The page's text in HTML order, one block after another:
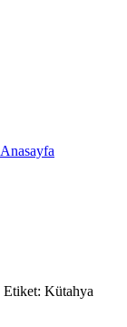
Anasayfa
Etiket: Kütahya